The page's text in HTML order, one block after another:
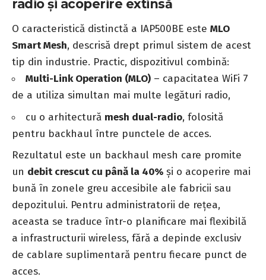
radio și acoperire extinsă
O caracteristică distinctă a IAP500BE este MLO
Smart Mesh, descrisă drept primul sistem de acest
tip din industrie. Practic, dispozitivul combină:
Multi-Link Operation (MLO) – capacitatea WiFi 7
de a utiliza simultan mai multe legături radio,
cu o arhitectură mesh dual-radio, folosită
pentru backhaul între punctele de acces.
Rezultatul este un backhaul mesh care promite
un debit crescut cu până la 40% și o acoperire mai
bună în zonele greu accesibile ale fabricii sau
depozitului. Pentru administratorii de rețea,
aceasta se traduce într-o planificare mai flexibilă
a infrastructurii wireless, fără a depinde exclusiv
de cablare suplimentară pentru fiecare punct de
acces.